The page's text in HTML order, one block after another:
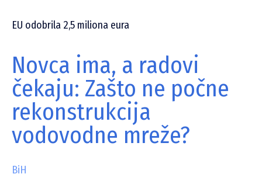
EU odobrila 2,5 miliona eura
Novca ima, a radovi
čekaju: Zašto ne počne
rekonstrukcija
vodovodne mreže?
BiH